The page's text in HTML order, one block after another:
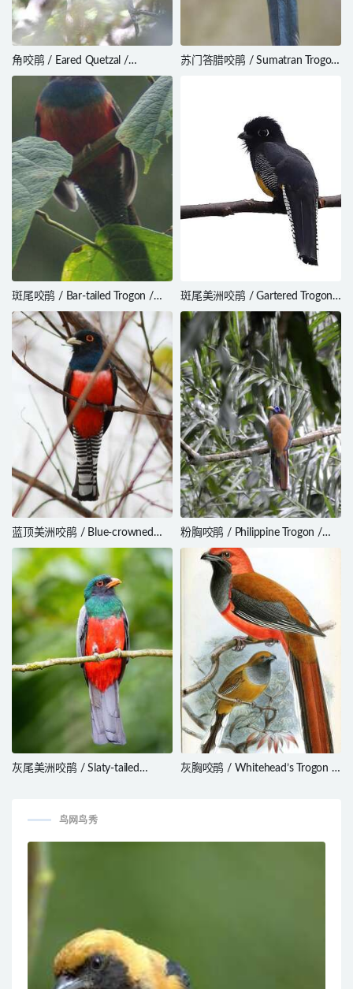
角咬鹃 / Eared Quetzal /
Euptilotis neoxenus
苏门答腊咬鹃 / Sumatran Trogon
斑尾咬鹃 / Bar-tailed Trogon /
Apaloderma vittatum
斑尾美洲咬鹃 / Gartered Trogon /
Trogon caligatus
蓝顶美洲咬鹃 / Blue-crowned
Trogon / Trogon curucui
粉胸咬鹃 / Philippine Trogon /
Harpactes ardens
灰尾美洲咬鹃 / Slaty-tailed
灰胸咬鹃 / Whitehead’s Trogon /
鸟网鸟秀